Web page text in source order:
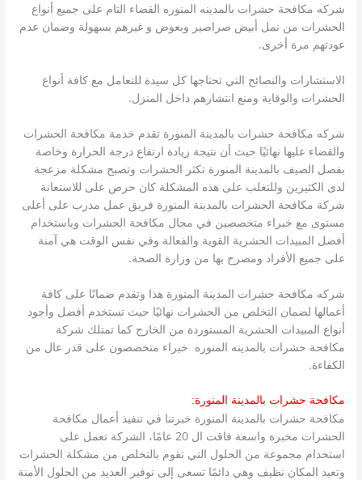
شركه مكافحة حشرات بالمدينه المنوره القضاء التام على جميع أنواع
الحشرات من نمل أبيض صراصير وبعوض و غيرهم بسهولة وضمان عدم
عودتهم مرة أخرى.
الاستشارات والنصائح التي تحتاجها كل سيدة للتعامل مع كافة أنواع
الحشرات والوقاية ومنع انتشارهم داخل المنزل.
شركه مكافحة حشرات بالمدينة المنورة تقدم خدمة مكافحة الحشرات
والقضاء عليها نهائيًا حيث أن نتيجة زيادة ارتفاع درجة الحرارة وخاصة
بفصل الصيف بالمدينة المنورة تكثر الحشرات وتصبح مشكلة مزعجة
لدى الكثيرين وللتغلب على هذه المشكلة كان حرص على للاستعانة
شركة مكافحة الحشرات بالمدينة المنورة فريق عمل مدرب على أعلى
مستوى مع خبراء متخصصين في مجال مكافحة الحشرات وباستخدام
أفضل المبيدات الحشرية القوية والفعالة وفي نفس الوقت هي آمنة
على جميع الأفراد ومصرح بها من وزارة الصحة.
شركه مكافحة حشرات المدينة المنورة هذا وتقدم ضمانًا على كافة
أعمالها لضمان التخلص من الحشرات نهائيًا حيث تستخدم أفضل وأجود
أنواع المبيدات الحشرية المستوردة من الخارج كما تمتلك شركة
مكافحة حشرات بالمدينه المنوره خبراء متخصصون على قدر عال من
الكفاءة.
مكافحة حشرات بالمدينة المنورة:
مكافحة حشرات بالمدينة المنورة خبرتنا في تنفيذ أعمال مكافحة
الحشرات مخبرة واسعة فاقت ال 20 عامًا، الشركة تعمل على
استخدام مجموعة من الحلول التي تقوم بالتخلص من مشكلة الحشرات
وتعيد المكان نظيف وهي دائمًا تسعى إلى توفير العديد من الحلول الأمنة